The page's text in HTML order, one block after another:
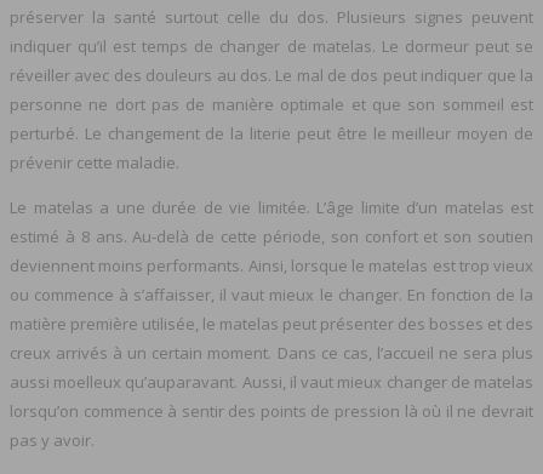
préserver la santé surtout celle du dos. Plusieurs signes peuvent
indiquer qu’il est temps de changer de matelas. Le dormeur peut se
réveiller avec des douleurs au dos. Le mal de dos peut indiquer que la
personne ne dort pas de manière optimale et que son sommeil est
perturbé. Le changement de la literie peut être le meilleur moyen de
prévenir cette maladie.
Le matelas a une durée de vie limitée. L’âge limite d’un matelas est
estimé à 8 ans. Au-delà de cette période, son confort et son soutien
deviennent moins performants. Ainsi, lorsque le matelas est trop vieux
ou commence à s’affaisser, il vaut mieux le changer. En fonction de la
matière première utilisée, le matelas peut présenter des bosses et des
creux arrivés à un certain moment. Dans ce cas, l’accueil ne sera plus
aussi moelleux qu’auparavant. Aussi, il vaut mieux changer de matelas
lorsqu’on commence à sentir des points de pression là où il ne devrait
pas y avoir.